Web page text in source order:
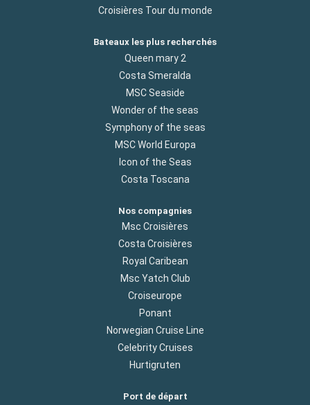
Croisières Tour du monde
Bateaux les plus recherchés
Queen mary 2
Costa Smeralda
MSC Seaside
Wonder of the seas
Symphony of the seas
MSC World Europa
Icon of the Seas
Costa Toscana
Nos compagnies
Msc Croisières
Costa Croisières
Royal Caribean
Msc Yatch Club
Croiseurope
Ponant
Norwegian Cruise Line
Celebrity Cruises
Hurtigruten
Port de départ